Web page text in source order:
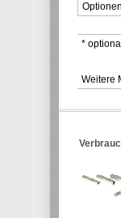
Optionen
*
Weitere